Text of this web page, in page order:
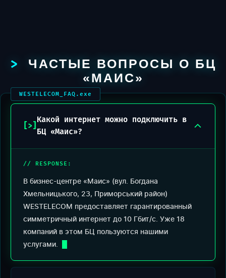
ЧАСТЫЕ ВОПРОСЫ О БЦ
«МАИС»
Какой интернет можно подключить в
БЦ «Маис»?
В бизнес-центре «Маис» (вул. Богдана
Хмельницького, 23, Приморський район)
WESTELECOM предоставляет гарантированный
симметричный интернет до 10 Гбит/с. Уже 18
компаний в этом БЦ пользуются нашими
услугами.